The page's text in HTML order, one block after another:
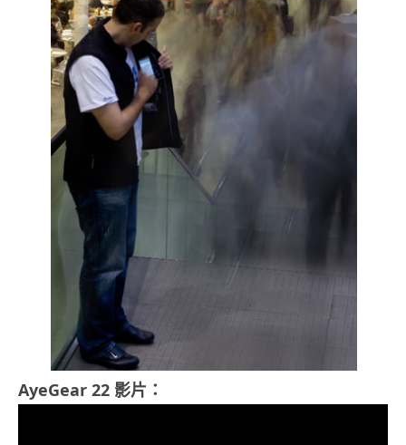
AyeGear 22 影片：